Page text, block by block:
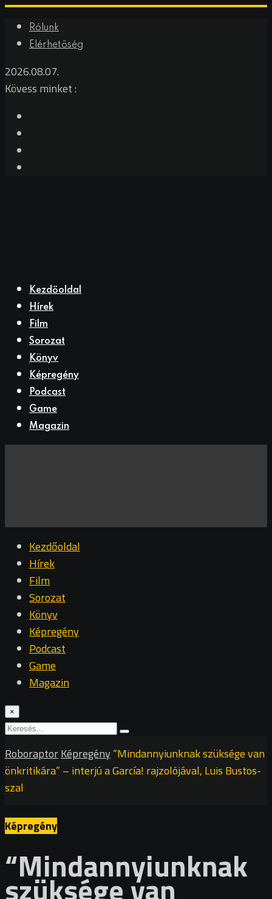
Rólunk
Elérhetőség
2026.08.07.
Kövess minket :
Kezdőoldal
Hírek
Film
Sorozat
Könyv
Képregény
Podcast
Game
Magazin
Kezdőoldal
Hírek
Film
Sorozat
Könyv
Képregény
Podcast
Game
Magazin
×
RoboraptorKépregény “Mindannyiunknak szüksége van
önkritikára” – interjú a García! rajzolójával, Luis Bustos-
szal
Képregény
“Mindannyiunknak